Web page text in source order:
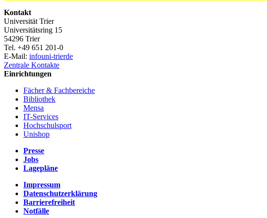
Kontakt
Universität Trier
Universitätsring 15
54296 Trier
Tel. +49 651 201-0
E-Mail: infouni-trierde
Zentrale Kontakte
Einrichtungen
Fächer & Fachbereiche
Bibliothek
Mensa
IT-Services
Hochschulsport
Unishop
Presse
Jobs
Lagepläne
Impressum
Datenschutzerklärung
Barrierefreiheit
Notfälle